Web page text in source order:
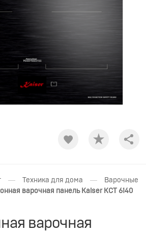
— Техника для дома —
Варочные
варочная панель Kaiser KCT 6140
варочная